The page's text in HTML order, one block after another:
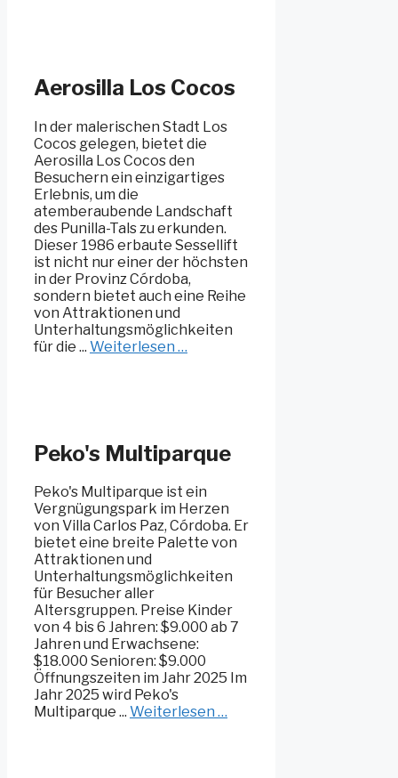
Aerosilla Los Cocos
In der malerischen Stadt Los
Cocos gelegen, bietet die
Aerosilla Los Cocos den
Besuchern ein einzigartiges
Erlebnis, um die
atemberaubende Landschaft
des Punilla-Tals zu erkunden.
Dieser 1986 erbaute Sessellift
ist nicht nur einer der höchsten
in der Provinz Córdoba,
sondern bietet auch eine Reihe
von Attraktionen und
Unterhaltungsmöglichkeiten
für die ... Weiterlesen …
Peko's Multiparque
Peko's Multiparque ist ein
Vergnügungspark im Herzen
von Villa Carlos Paz, Córdoba. Er
bietet eine breite Palette von
Attraktionen und
Unterhaltungsmöglichkeiten
für Besucher aller
Altersgruppen. Preise Kinder
von 4 bis 6 Jahren: $9.000 ab 7
Jahren und Erwachsene:
$18.000 Senioren: $9.000
Öffnungszeiten im Jahr 2025 Im
Jahr 2025 wird Peko's
Multiparque ... Weiterlesen …